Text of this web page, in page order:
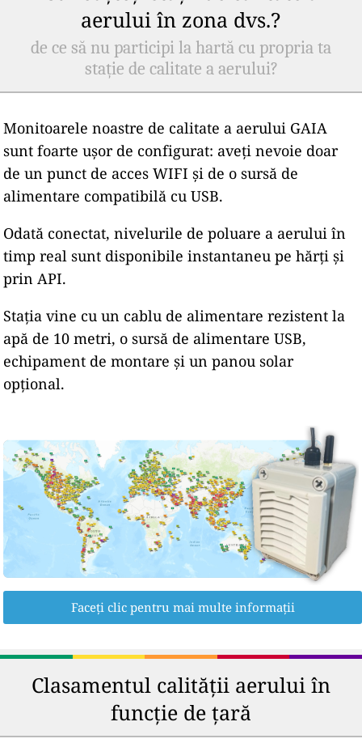
aerului în zona dvs.?
de ce să nu participi la hartă cu propria ta
stație de calitate a aerului?
Monitoarele noastre de calitate a aerului GAIA
sunt foarte ușor de configurat: aveți nevoie doar
de un punct de acces WIFI și de o sursă de
alimentare compatibilă cu USB.
Odată conectat, nivelurile de poluare a aerului în
timp real sunt disponibile instantaneu pe hărți și
prin API.
Stația vine cu un cablu de alimentare rezistent la
apă de 10 metri, o sursă de alimentare USB,
echipament de montare și un panou solar
opțional.
Faceți clic pentru mai multe informații
Clasamentul calității aerului în
funcție de țară